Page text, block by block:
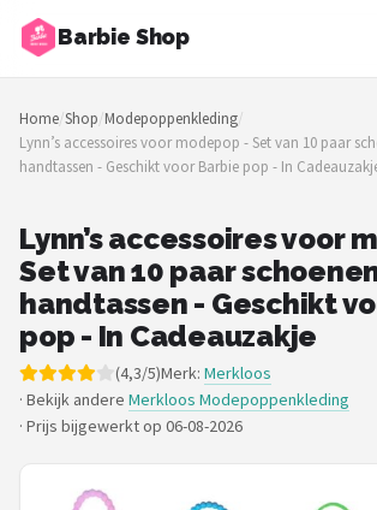
Barbie Shop
Zoeken
NAVIGATIE
Shop
Merken
Blog
Barbies
Poppen
Meubeltjes
Home/Shop/Modepoppenkleding/
Lynn’s accessoires voor modepop - Set van 10 paar
handtassen - Geschikt voor Barbie pop - In
Lynn’s accessoires voor
Set van 10 paar
handtassen - Geschikt
pop - In Cadeauzakje
(4,3/5)Merk: Merkloos
· Bekijk andere Merkloos Modepoppenkleding
· Prijs bijgewerkt op 06-08-2026